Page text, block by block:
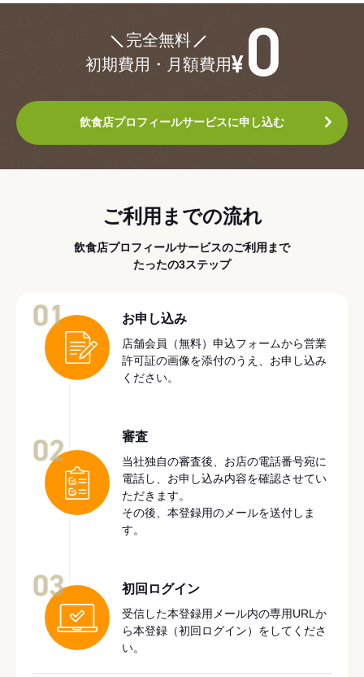
完全無料
初期費用・月額費用
飲食店プロフィールサービスに申し込む
ご利用までの流れ
飲食店プロフィールサービスのご利用まで
たったの3ステップ
お申し込み
店舗会員（無料）申込フォームから営業
許可証の画像を添付のうえ、お申し込み
ください。
審査
当社独自の審査後、お店の電話番号宛に
電話し、お申し込み内容を確認させてい
ただきます。
その後、本登録用のメールを送付しま
す。
初回ログイン
受信した本登録用メール内の専用URLか
ら本登録（初回ログイン）をしてくださ
い。